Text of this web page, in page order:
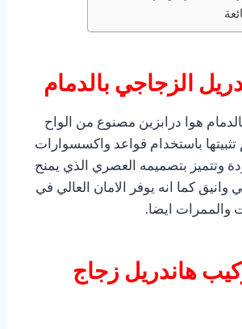
الزجاجي بالدمام
هوا درابزين مصنوع من الواح
باستخدام قواعد واكسسوارات
وتتميز بتصميمه العصري الذي يمنح
كما انه يوفر الامان العالي في
والممرات ايضا.
هاندريل زجاج